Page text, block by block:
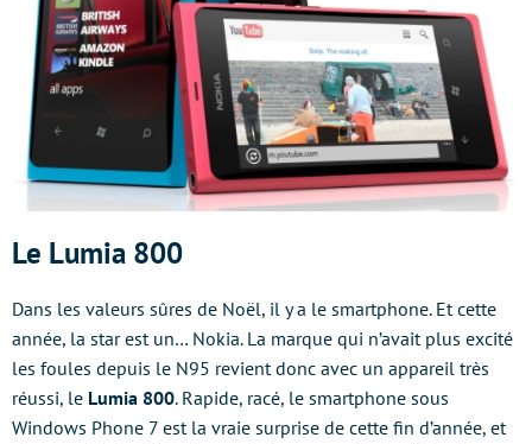
Le Lumia 800
Dans les valeurs sûres de Noël, il y a le smartphone. Et cette
année, la star est un… Nokia. La marque qui n’avait plus excité
les foules depuis le N95 revient donc avec un appareil très
réussi, le Lumia 800. Rapide, racé, le smartphone sous
Windows Phone 7 est la vraie surprise de cette fin d’année, et